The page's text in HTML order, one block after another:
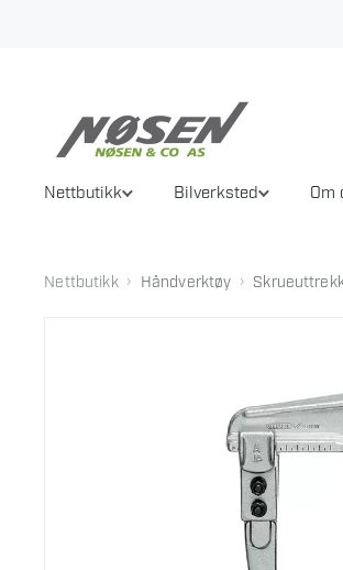
Nettbutikk Bilverksted Om
Nettbutikk › Håndverktøy ›